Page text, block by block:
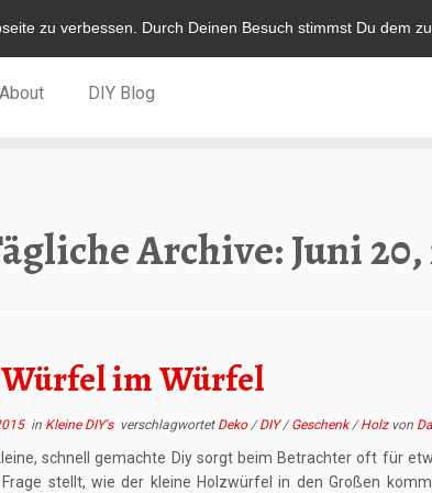
zu verbessen. Durch Deinen Besuch stimmst Du dem zu.
DIY Blog
Archive:Juni 20,
im Würfel
in Kleine DIY's verschlagwortet Deko/DIY/Geschenk/Holz von
schnell gemachte Diy sorgt beim Betrachter oft für
stellt, wie der kleine Holzwürfel in den Großen